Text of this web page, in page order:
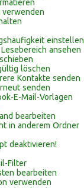
verwenden
einstellen
ansehen
löschen
Kontakte senden
senden
E-Mail-Vorlagen
bearbeiten
in anderem Ordner
deaktivieren!
Filter
bearbeiten
verwenden